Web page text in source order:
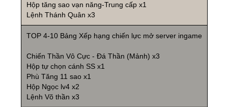
Hộp tăng sao vạn năng-Trung cấp x1
Lệnh Thánh Quân x3
TOP 4-10 Bảng Xếp hạng chiến lực mở server ingame
Chiến Thần Vô Cực - Đá Thần (Mảnh) x3
Hộp tự chọn cánh SS x1
Phù Tăng 11 sao x1
Hộp Ngọc lv4 x2
Lệnh Võ thần x3